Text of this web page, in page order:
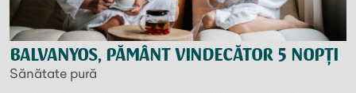
BALVANYOS, PĂMÂNT VINDECĂTOR 5 NOPȚI
Sănătate pură